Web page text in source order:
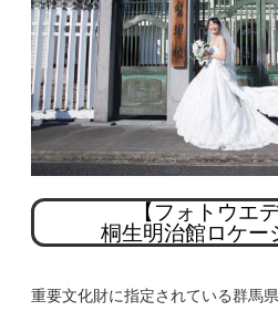
【フォトウエ
桐生明治館ロケー
重要文化財に指定されている群馬